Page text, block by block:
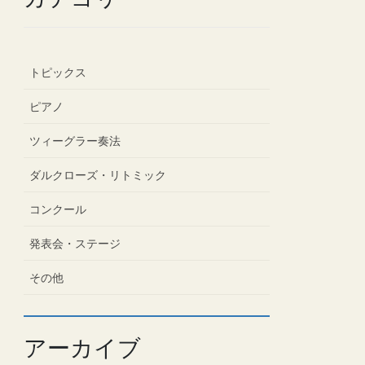
トピックス
ピアノ
ツィーグラー奏法
ダルクローズ・リトミック
コンクール
発表会・ステージ
その他
アーカイブ